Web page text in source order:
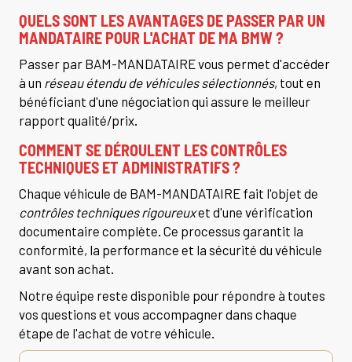
QUELS SONT LES AVANTAGES DE PASSER PAR UN
MANDATAIRE POUR L'ACHAT DE MA BMW ?
Passer par BAM-MANDATAIRE vous permet d'accéder
à un réseau étendu de véhicules sélectionnés, tout en
bénéficiant d'une négociation qui assure le meilleur
rapport qualité/prix.
COMMENT SE DÉROULENT LES CONTRÔLES
TECHNIQUES ET ADMINISTRATIFS ?
Chaque véhicule de BAM-MANDATAIRE fait l'objet de
contrôles techniques rigoureuxet d'une vérification
documentaire complète. Ce processus garantit la
conformité, la performance et la sécurité du véhicule
avant son achat.
Notre équipe reste disponible pour répondre à toutes
vos questions et vous accompagner dans chaque
étape de l'achat de votre véhicule.